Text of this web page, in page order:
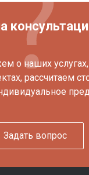
о наших
рассчитаем
Задать вопрос